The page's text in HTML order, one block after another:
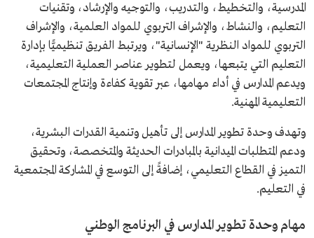
المدرسية، والتخطيط، والتدريب، والتوجيه والإرشاد، وتقنيات
التعليم، والنشاط، والإشراف التربوي للمواد العلمية، والإشراف
التربوي للمواد النظرية "الإنسانية"، ويرتبط الفريق تنظيميًّا بإدارة
التعليم التي يتبعها، ويعمل لتطوير عناصر العملية التعليمية،
ويدعم المدارس في أداء مهامها، عبر تقوية كفاءة وإنتاج المجتمعات
التعليمية المهنية.
وتهدف وحدة تطوير المدارس إلى تأهيل وتنمية القدرات البشرية،
ودعم المتطلبات الميدانية بالمبادرات الحديثة والمتخصصة، وتحقيق
التميز في القطاع التعليمي، إضافةً إلى التوسع في المشاركة المجتمعية
في التعليم.
مهام وحدة تطوير المدارس في البرنامج الوطني